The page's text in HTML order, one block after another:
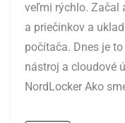
veľmi rýchlo. Začal
a priečinkov a
počítača. Dnes je
nástroj a cloudové
NordLocker Ako